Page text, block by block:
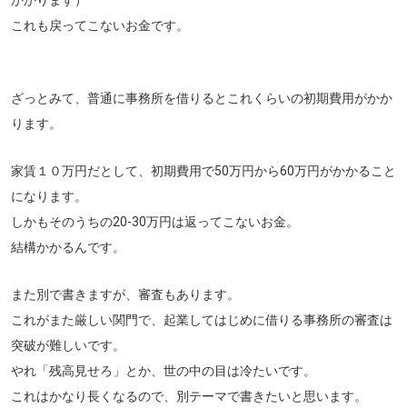
これも戻ってこないお金です。
ざっとみて、普通に事務所を借りるとこれくらいの初期費用がかか
ります。
家賃１０万円だとして、初期費用で50万円から60万円がかかること
になります。
しかもそのうちの20-30万円は返ってこないお金。
結構かかるんです。
また別で書きますが、審査もあります。
これがまた厳しい関門で、起業してはじめに借りる事務所の審査は
突破が難しいです。
やれ「残高見せろ」とか、世の中の目は冷たいです。
これはかなり長くなるので、別テーマで書きたいと思います。